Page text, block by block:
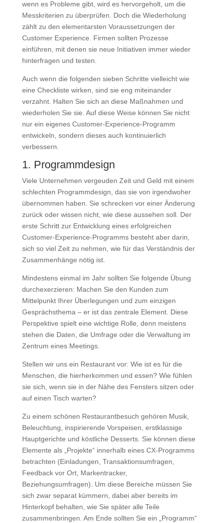
wenn es Probleme gibt, wird es hervorgeholt, um die
Messkriterien zu überprüfen. Doch die Wiederholung
zählt zu den elementarsten Voraussetzungen der
Customer Experience. Firmen sollten Prozesse
einführen, mit denen sie neue Initiativen immer wieder
hinterfragen und testen.
Auch wenn die folgenden sieben Schritte vielleicht wie
eine Checkliste wirken, sind sie eng miteinander
verzahnt. Halten Sie sich an diese Maßnahmen und
wiederholen Sie sie. Auf diese Weise können Sie nicht
nur ein eigenes Customer-Experience-Programm
entwickeln, sondern dieses auch kontinuierlich
verbessern.
1. Programmdesign
Viele Unternehmen vergeuden Zeit und Geld mit einem
schlechten Programmdesign, das sie von irgendwoher
übernommen haben. Sie schrecken vor einer Änderung
zurück oder wissen nicht, wie diese aussehen soll. Der
erste Schritt zur Entwicklung eines erfolgreichen
Customer-Experience-Programms besteht aber darin,
sich so viel Zeit zu nehmen, wie für das Verständnis der
Zusammenhänge nötig ist.
Mindestens einmal im Jahr sollten Sie folgende Übung
durchexerzieren: Machen Sie den Kunden zum
Mittelpunkt Ihrer Überlegungen und zum einzigen
Gesprächsthema – er ist das zentrale Element. Diese
Perspektive spielt eine wichtige Rolle, denn meistens
stehen die Daten, die Umfrage oder die Verwaltung im
Zentrum eines Meetings.
Stellen wir uns ein Restaurant vor: Wie ist es für die
Menschen, die hierherkommen und essen? Wie fühlen
sie sich, wenn sie in der Nähe des Fensters sitzen oder
auf einen Tisch warten?
Zu einem schönen Restaurantbesuch gehören Musik,
Beleuchtung, inspirierende Vorspeisen, erstklassige
Hauptgerichte und köstliche Desserts. Sie können diese
Elemente als „Projekte“ innerhalb eines CX-Programms
betrachten (Einladungen, Transaktionsumfragen,
Feedback vor Ort, Markentracker,
Beziehungsumfragen). Um diese Bereiche müssen Sie
sich zwar separat kümmern, dabei aber bereits im
Hinterkopf behalten, wie Sie später alle Teile
zusammenbringen. Am Ende sollten Sie ein „Programm“